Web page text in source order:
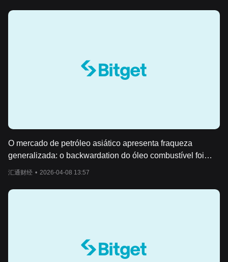
O mercado de petróleo asiático apresenta fraqueza
generalizada: o backwardation do óleo combustível foi
reduzido pela metade, a nafta despencou US$ 170 e o
semanas.
汇通财经 • 2026-04-08 13:57